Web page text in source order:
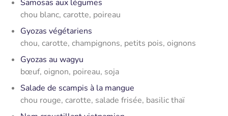
Samosas aux légumes
chou blanc, carotte, poireau
Gyozas végétariens
chou, carotte, champignons, petits pois, oignons
Gyozas au wagyu
bœuf, oignon, poireau, soja
Salade de scampis à la mangue
chou rouge, carotte, salade frisée, basilic thaï